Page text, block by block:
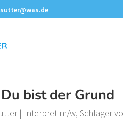
sutter@was.de
bist der Grund
| Interpret m/w,Schlager